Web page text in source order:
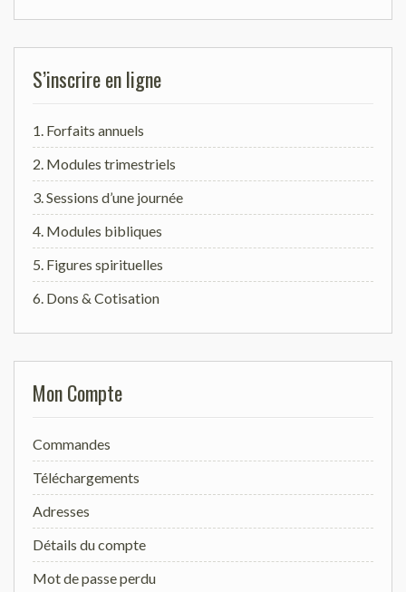
S’inscrire en ligne
1. Forfaits annuels
2. Modules trimestriels
3. Sessions d’une journée
4. Modules bibliques
5. Figures spirituelles
6. Dons & Cotisation
Mon Compte
Commandes
Téléchargements
Adresses
Détails du compte
Mot de passe perdu